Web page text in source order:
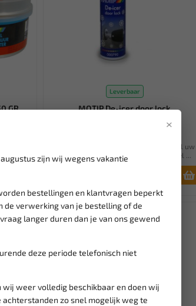
×
zijn wij wegens vakantie
bestellingen en klantvragen beperkt
de verwerking van je bestelling of de
langer duren dan je van ons gewend
deze periode telefonisch niet
wij weer volledig beschikbaar en doen wij
achterstanden zo snel mogelijk weg te
GR
...
Leverbaar
MOTIP De-icer door lock
Met deze handige spray ontdooit u snel uw
bevroren sloten, waardoor u weer snel ...
SALE!